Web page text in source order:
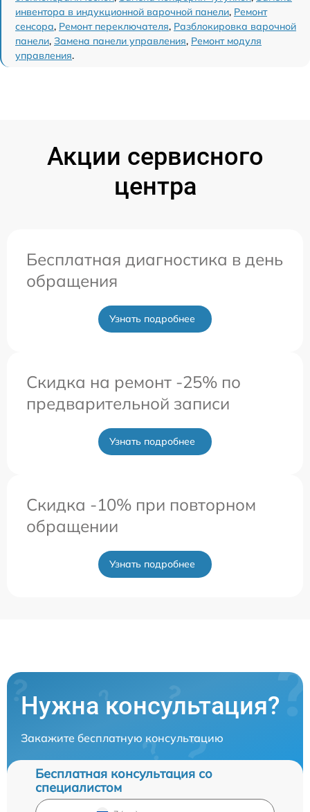
инвентора в индукционной варочной панели, Ремонт
сенсора, Ремонт переключателя, Разблокировка варочной
панели, Замена панели управления, Ремонт модуля
управления.
Акции сервисного
центра
Бесплатная диагностика в день
обращения
Узнать подробнее
Скидка на ремонт -25% по
предварительной записи
Узнать подробнее
Скидка -10% при повторном
обращении
Узнать подробнее
Нужна консультация?
Закажите бесплатную консультацию
Бесплатная консультация со
специалистом